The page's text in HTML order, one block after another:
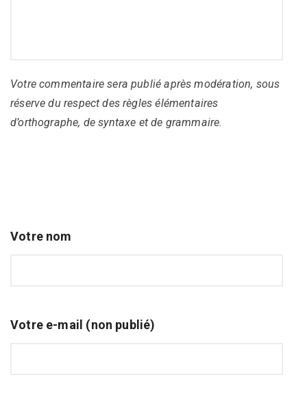
Votre commentaire sera publié après modération, sous
réserve du respect des règles élémentaires
d’orthographe, de syntaxe et de grammaire.
Votre nom
Votre e-mail (non publié)